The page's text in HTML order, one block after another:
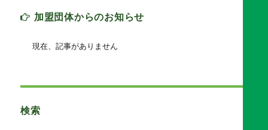
加盟団体からのお知らせ
現在、記事がありません
検索